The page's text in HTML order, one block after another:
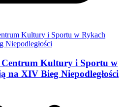
Kultury i Sportu w
na XIV Bieg Niepodległości